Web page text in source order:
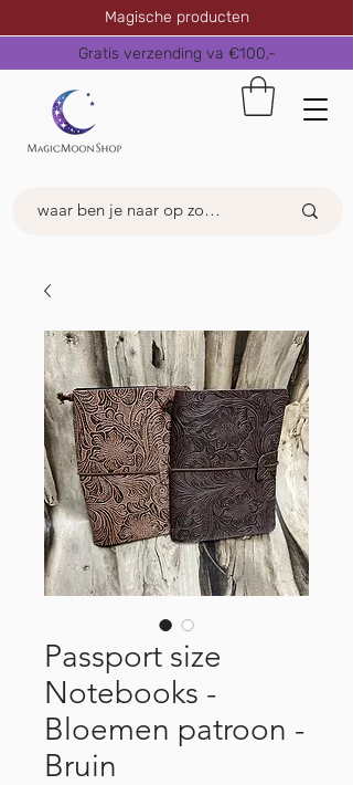
Magische producten
Gratis verzending va €100,-
Passport size
Notebooks -
Bloemen patroon -
Bruin